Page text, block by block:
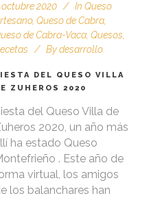
octubre 2020 In Queso
, Queso de Cabra,
de Cabra-Vaca, Quesos,
Bydesarrollo
DEL QUESO VILLA
ZUHEROS 2020
del Queso Villa de
2020, un año más
ha estado Queso
. Este año de
virtual, los amigos
los balanchares han